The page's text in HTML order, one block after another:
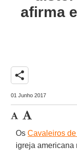
afirma
share
01 Junho 2017
OsCavaleiros
igreja americana